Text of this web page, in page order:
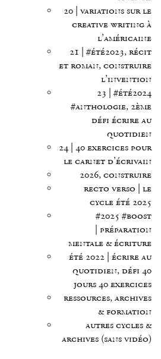
20 | variations sur le
creative writing à
l’américaine
21 | #été2023, récit
et roman, construire
l’invention
23 | #été2024
#anthologie, 2ème
défi écrire au
quotidien
24 | 40 exercices pour
le carnet d’écrivain
2026, construire
recto verso | le
cycle été 2025
#2025 #boost
| préparation
mentale & écriture
été 2022 | écrire au
quotidien, défi 40
jours 40 exercices
ressources, archives
& formation
autres cycles &
archives (sans vidéo)